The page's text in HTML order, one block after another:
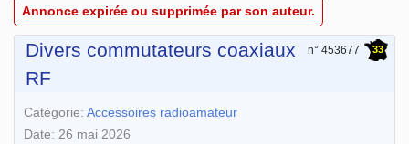
Annonce expirée ou supprimée par son auteur.
Divers commutateurs coaxiaux
RF
n° 453677 33
Catégorie: Accessoires radioamateur
Date: 26 mai 2026